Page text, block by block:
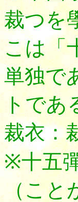
裁つを
こは「
単独で
トであ
裁衣：
※十五
（こと